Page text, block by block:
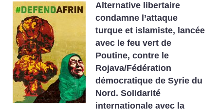
Alternative libertaire
condamne l’attaque
turque et islamiste, lancée
avec le feu vert de
Poutine, contre le
Rojava/Fédération
démocratique de Syrie du
Nord. Solidarité
internationale avec la